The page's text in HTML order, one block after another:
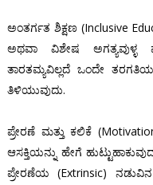
ಅಂತರ್ಗತ ಶಿಕ್ಷಣ (Inclusive
ಅಥವಾ ವಿಶೇಷ ಅಗತ್ಯವುಳ್ಳ
ತಾರತಮ್ಯವಿಲ್ಲದೆ ಒಂದೇ
ತಿಳಿಯುವುದು.
ಪ್ರೇರಣೆ ಮತ್ತು ಕಲಿಕೆ
ಆಸಕ್ತಿಯನ್ನು ಹೇಗೆ
ಪ್ರೇರಣೆಯ (Extrinsic) ನಡುವಿನ